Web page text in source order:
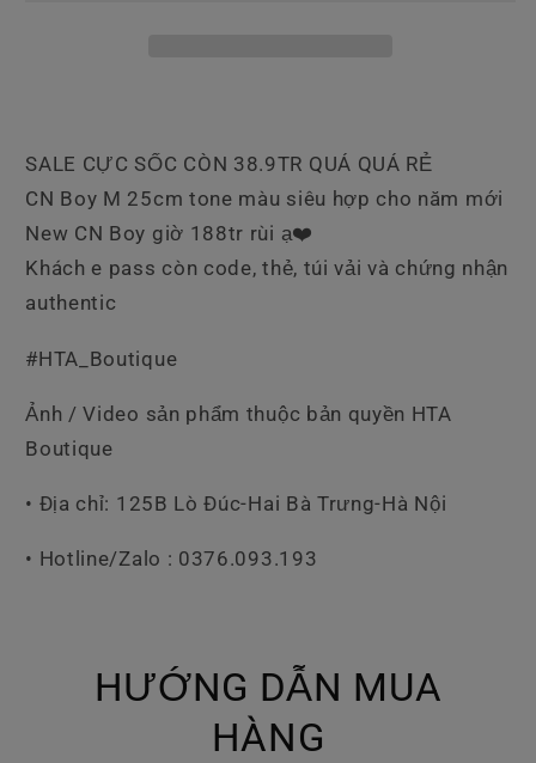
SALE CỰC SỐC CÒN 38.9TR QUÁ QUÁ RẺ
CN Boy M 25cm tone màu siêu hợp cho năm mới
New CN Boy giờ 188tr rùi ạ❤️
Khách e pass còn code, thẻ, túi vải và chứng nhận
authentic
#HTA_Boutique
Ảnh / Video sản phẩm thuộc bản quyền HTA
Boutique
• Địa chỉ: 125B Lò Đúc-Hai Bà Trưng-Hà Nội
• Hotline/Zalo : 0376.093.193
HƯỚNG DẪN MUA
HÀNG